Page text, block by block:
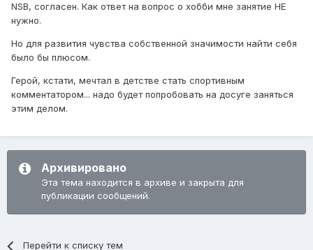
NSB, согласен. Как ответ на вопрос о хобби мне занятие НЕ
нужно.
Но для развития чувства собственной значимости найти себя
было бы плюсом.
Герой, кстати, мечтал в детстве стать спортивным
комментатором... надо будет попробовать на досуге заняться
этим делом.
Архивировано
Эта тема находится в архиве и закрыта для
публикации сообщений.
Перейти к списку тем